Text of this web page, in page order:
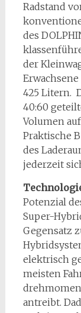
Radstand
des
der
425 Litern.
40:60
Volumen
Praktische
des
jederzeit
Potenzial
Super-
Gegensatz
elektrisch
meisten
antreibt.